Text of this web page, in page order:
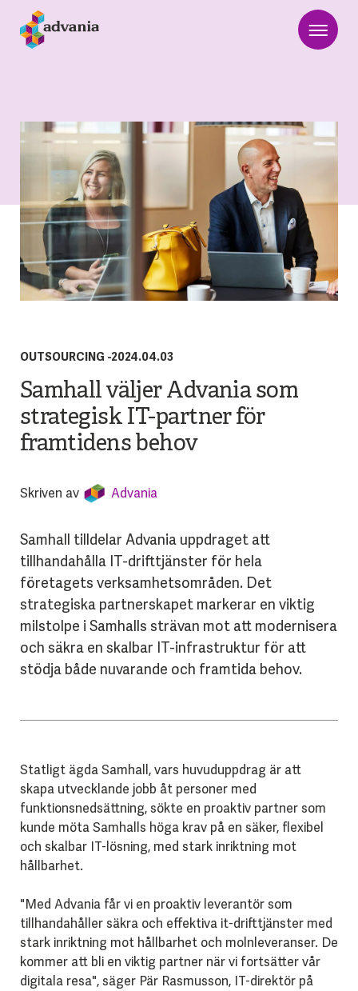
OUTSOURCING -2024.04.03
Samhall väljer Advania som
strategisk IT-partner för
framtidens behov
Skriven av Advania
Samhall tilldelar Advania uppdraget att
tillhandahålla IT-drifttjänster för hela
företagets verksamhetsområden. Det
strategiska partnerskapet markerar en viktig
milstolpe i Samhalls strävan mot att modernisera
och säkra en skalbar IT-infrastruktur för att
stödja både nuvarande och framtida behov.
Statligt ägda Samhall, vars huvuduppdrag är att
skapa utvecklande jobb åt personer med
funktionsnedsättning, sökte en proaktiv partner som
kunde möta Samhalls höga krav på en säker, flexibel
och skalbar IT-lösning, med stark inriktning mot
hållbarhet.
"Med Advania får vi en proaktiv leverantör som
tillhandahåller säkra och effektiva it-drifttjänster med
stark inriktning mot hållbarhet och molnleveranser. De
kommer att bli en viktig partner när vi fortsätter vår
digitala resa", säger Pär Rasmusson, IT-direktör på